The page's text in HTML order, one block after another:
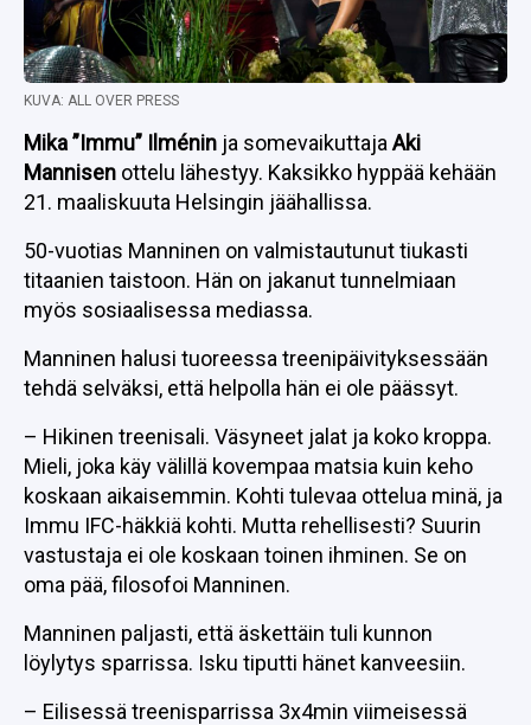
KUVA: ALL OVER PRESS
Mika ”Immu” Ilménin ja somevaikuttaja Aki
Mannisen ottelu lähestyy. Kaksikko hyppää kehään
21. maaliskuuta Helsingin jäähallissa.
50-vuotias Manninen on valmistautunut tiukasti
titaanien taistoon. Hän on jakanut tunnelmiaan
myös sosiaalisessa mediassa.
Manninen halusi tuoreessa treenipäivityksessään
tehdä selväksi, että helpolla hän ei ole päässyt.
– Hikinen treenisali. Väsyneet jalat ja koko kroppa.
Mieli, joka käy välillä kovempaa matsia kuin keho
koskaan aikaisemmin. Kohti tulevaa ottelua minä, ja
Immu IFC-häkkiä kohti. Mutta rehellisesti? Suurin
vastustaja ei ole koskaan toinen ihminen. Se on
oma pää, filosofoi Manninen.
Manninen paljasti, että äskettäin tuli kunnon
löylytys sparrissa. Isku tiputti hänet kanveesiin.
– Eilisessä treenisparrissa 3x4min viimeisessä